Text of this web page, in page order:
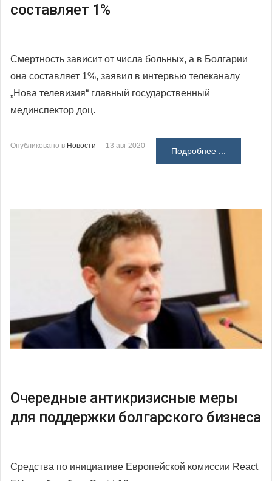
составляет 1%
Смертность зависит от числа больных, а в Болгарии
она составляет 1%, заявил в интервью телеканалу
„Нова телевизия“ главный государственный
мединспектор доц.
Опубликовано в Новости 13 авг 2020
Подробнее ...
Очередные антикризисные меры
для поддержки болгарского бизнеса
Средства по инициативе Европейской комиссии React